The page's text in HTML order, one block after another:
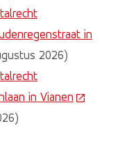
in
externe website)
2026)
in Vianen (Deze link